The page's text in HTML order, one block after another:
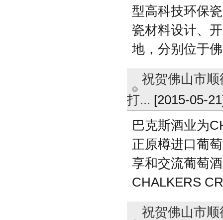
型高科技环保
瓷材料设计、
地，分别位于
祝贺佛山市
打... [2015-05-
巴克斯酒业为
正原樽进口葡
享和交流葡萄
CHALKERS
祝贺佛山市